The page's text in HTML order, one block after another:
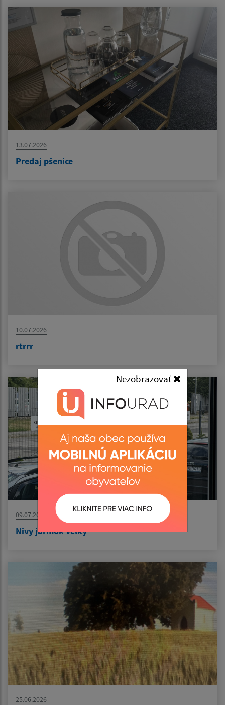
Nezobrazovať
13.07.2026
Predaj pšenice
10.07.2026
rtrrr
09.07.2026
Nivy jarmok velky
25.06.2026